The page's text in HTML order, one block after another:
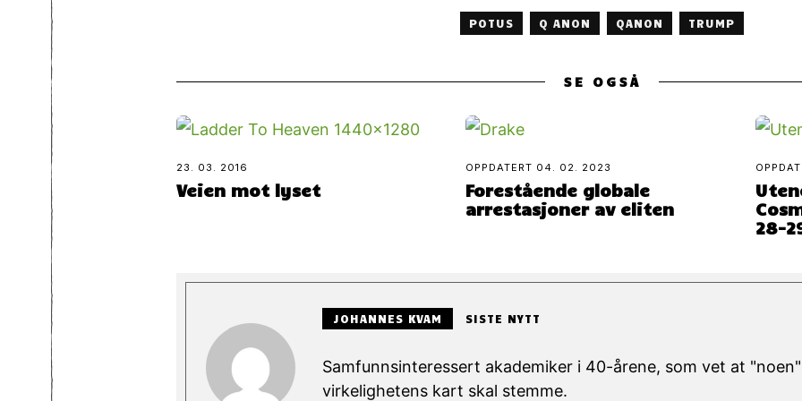
POTUS Q ANON QANON TRUMP
SE OGSÅ
23. 03. 2016
Veien mot lyset
OPPDATERT 04. 02. 2023
Forestående globale
arrestasjoner av eliten
28-
JOHANNES KVAM SISTE NYTT
Samfunnsinteressert akademiker i 40-årene, som vet at
virkelighetens kart skal stemme.